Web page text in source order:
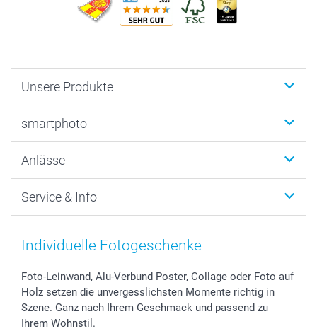
Unsere Produkte
Fotogeschenke
MyNameBook
Fotoabzüge, Fotos als Buch & Poster
Zubehör & Material
Sticker & Etiketten
Geschenk-Gutscheine (PDF)
smartphoto
Warum smartphoto
Datenschutz
AGB
Presse
Partnerprogramme
Investor Relations
Anlässe
Neujahr
Muttertag
Kommunion & Konfirmation
Hochzeit
Geburtstag
Service & Info
Preise und Versandkosten
48h Lieferung
Zahlungsmöglichkeiten
Anmelden /Registrieren
Individuelle Fotogeschenke
Foto-Leinwand, Alu-Verbund Poster, Collage oder Foto auf
Holz setzen die unvergesslichsten Momente richtig in
Szene. Ganz nach Ihrem Geschmack und passend zu
Ihrem Wohnstil.